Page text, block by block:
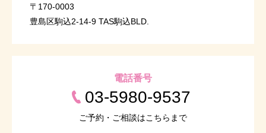
〒170-0003
豊島区駒込2-14-9 TAS駒込BLD.
電話番号
03-5980-9537
ご予約・ご相談はこちらまで